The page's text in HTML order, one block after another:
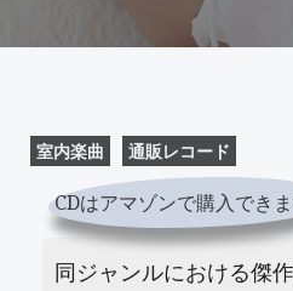
室内楽曲 通販レコード
CDはアマゾンで購入でき
同ジャンルにおける傑